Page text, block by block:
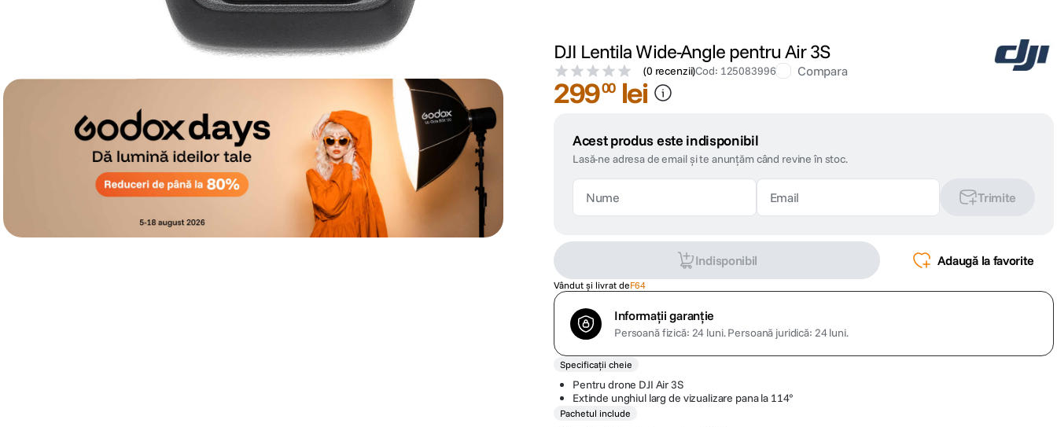
DJI Lentila Wide-Angle pentru Air 3S
(0 recenzii)Cod: 125083996 Compara
29900 lei
Acest produs este indisponibil
Lasă-ne adresa de email și te anunțăm când revine în stoc.
Trimite
Indisponibil Adaugă la favorite
Vândut și livrat deF64
Informații garanție
Persoană fizică: 24 luni.Persoană juridică: 24 luni.
Specificații cheie
Pentru drone DJI Air 3S
Extinde unghiul larg de vizualizare pana la 114°
Pachetul include